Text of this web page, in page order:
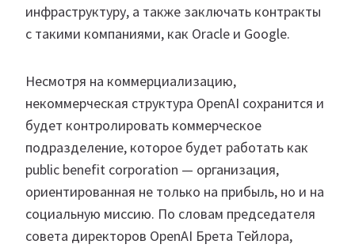
инфраструктуру, а также заключать контракты
с такими компаниями, как Oracle и Google.
Несмотря на коммерциализацию,
некоммерческая структура OpenAI сохранится и
будет контролировать коммерческое
подразделение, которое будет работать как
public benefit corporation — организация,
ориентированная не только на прибыль, но и на
социальную миссию. По словам председателя
совета директоров OpenAI Бретa Тейлора,